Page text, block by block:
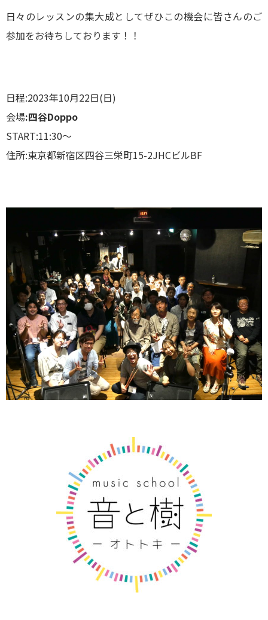
日々のレッスンの集大成としてぜひこの機会に皆さんのご
参加をお待ちしております！！
日程:2023年10月22日(日)
会場:四谷Doppo
START:11:30〜
住所:東京都新宿区四谷三栄町15-2JHCビルBF​